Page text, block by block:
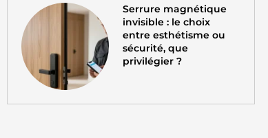
Serrure magnétique
invisible : le choix
entre esthétisme ou
sécurité, que
privilégier ?